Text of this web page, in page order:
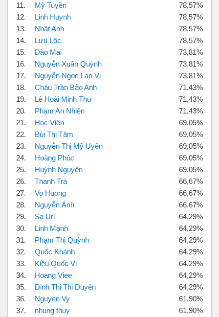
11.
Mỹ Tuyền
78,57%
12.
Linh Huynh
78,57%
13.
Nhật Anh
78,57%
14.
Lưu Lộc
78,57%
15.
Đào Mai
73,81%
16.
Nguyễn Xuân Quỳnh
73,81%
17.
Nguyễn Ngọc Lan Vi
73,81%
18.
Châu Trần Bảo Anh
71,43%
19.
Lê Hoài Minh Thư
71,43%
20.
Phạm An Nhiên
71,43%
21.
Học Viên
69,05%
22.
Bùi Thị Tâm
69,05%
23.
Nguyễn Thị Mỹ Uyên
69,05%
24.
Hoàng Phúc
69,05%
25.
Huỳnh Nguyên
69,05%
26.
Thanh Trà
66,67%
27.
Vo Huong
66,67%
28.
Nguyễn Ánh
66,67%
29.
Sa Uri
64,29%
30.
Linh Mạnh
64,29%
31.
Phạm Thị Quỳnh
64,29%
32.
Quốc Khánh
64,29%
33.
Kiều Quốc Vi
64,29%
34.
Hoang Viee
64,29%
35.
Đinh Thị Thi Duyên
64,29%
36.
Nguyen Vy
61,90%
37.
nhung thuy
61,90%